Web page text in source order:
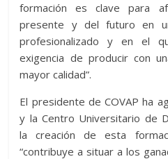
formación es clave para
presente y del futuro en
profesionalizado y en el
exigencia de producir con
mayor calidad”.
El presidente de COVAP ha
y la Centro Universitario de
la creación de esta
“contribuye a situar a los